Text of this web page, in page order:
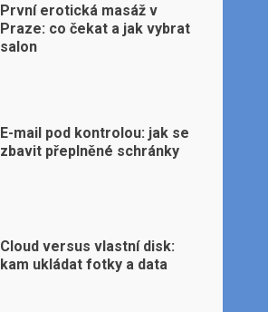
První erotická masáž v
Praze: co čekat a jak vybrat
salon
E-mail pod kontrolou: jak se
zbavit přeplněné schránky
Cloud versus vlastní disk:
kam ukládat fotky a data